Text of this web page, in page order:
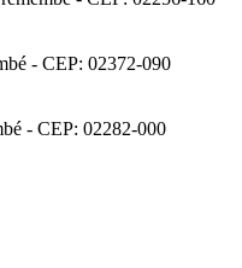
- CEP: 02372-090
- CEP: 02282-000